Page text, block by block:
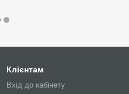
Клієнтам
Вхід до кабінету